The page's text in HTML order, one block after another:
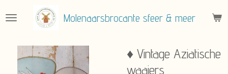
direct
hoofdinhoud
Molenaarsbrocante sfeer & meer
♦ Vintage Aziatische
waaiers